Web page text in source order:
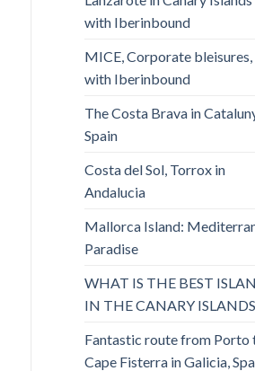
with Iberinbound
MICE, Corporate bleisures,
with Iberinbound
The Costa Brava in
Spain
Costa del Sol, Torrox in
Andalucia
Mallorca Island:
Paradise
WHAT IS THE BEST
IN THE CANARY
Fantastic route from Porto
Cape Fisterra in Galicia,